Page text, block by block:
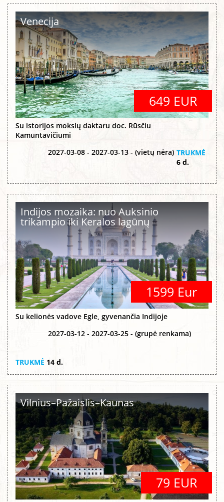
Venecija
649 EUR
Su istorijos mokslų daktaru doc. Rūsčiu
Kamuntavičiumi
2027-03-08 - 2027-03-13 - (vietų nėra) TRUKMĖ
6 d.
Indijos mozaika: nuo Auksinio
trikampio iki Keralos lagūnų
1599 Eur
Su kelionės vadove Egle, gyvenančia Indijoje
2027-03-12 - 2027-03-25 - (grupė renkama)
TRUKMĖ 14 d.
Vilnius–Pažaislis–Kaunas
79 EUR